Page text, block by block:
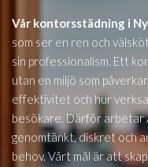
Vår kontorsstädning i
som ser en ren och
sin professionalism. Ett
utan en miljö som
effektivitet och hur
besökare. Därför arbetar
genomtänkt, diskret och
behov. Vårt mål är att